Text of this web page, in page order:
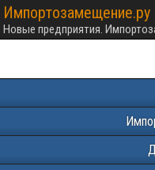
Импортозамещение.ру
Новые предприятия.